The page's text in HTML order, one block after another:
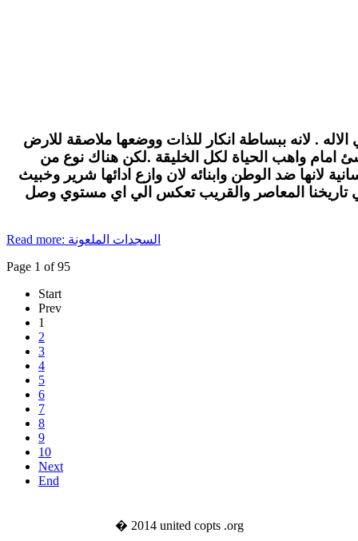
. لانه ببساطة انكار للذات ووضعها ملاصقة للارض
امام واهب الحياة لكل الخليقة .لكن هناك نوع من
لانها ضد الوطن وابنائه لان وازع ادائها شرير وخبيث
تاريخنا المعاصر والقريب تعكس الي اي مستوي وصل
Read more: السجدات الملعونة
Page 1 of 95
Start
Prev
1
2
3
4
5
6
7
8
9
10
Next
End
� 2014 united copts .org